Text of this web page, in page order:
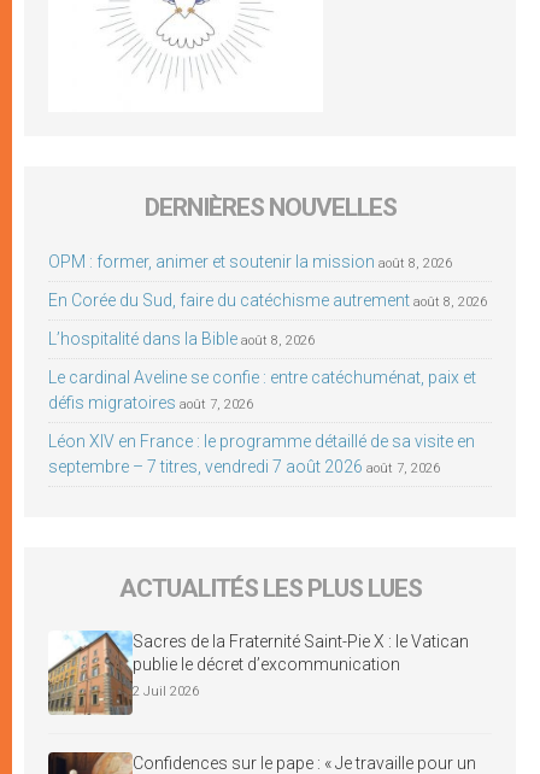
DERNIÈRES NOUVELLES
OPM : former, animer et soutenir la mission août 8, 2026
En Corée du Sud, faire du catéchisme autrement août 8, 2026
L’hospitalité dans la Bible août 8, 2026
Le cardinal Aveline se confie : entre catéchuménat, paix et
défis migratoires août 7, 2026
Léon XIV en France : le programme détaillé de sa visite en
septembre – 7 titres, vendredi 7 août 2026 août 7, 2026
ACTUALITÉS LES PLUS LUES
Sacres de la Fraternité Saint-Pie X : le Vatican
publie le décret d’excommunication
2 Juil 2026
Confidences sur le pape : « Je travaille pour un